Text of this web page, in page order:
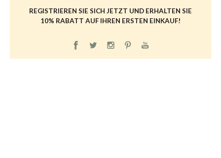
REGISTRIEREN SIE SICH JETZT UND ERHALTEN SIE
10% RABATT AUF IHREN ERSTEN EINKAUF!